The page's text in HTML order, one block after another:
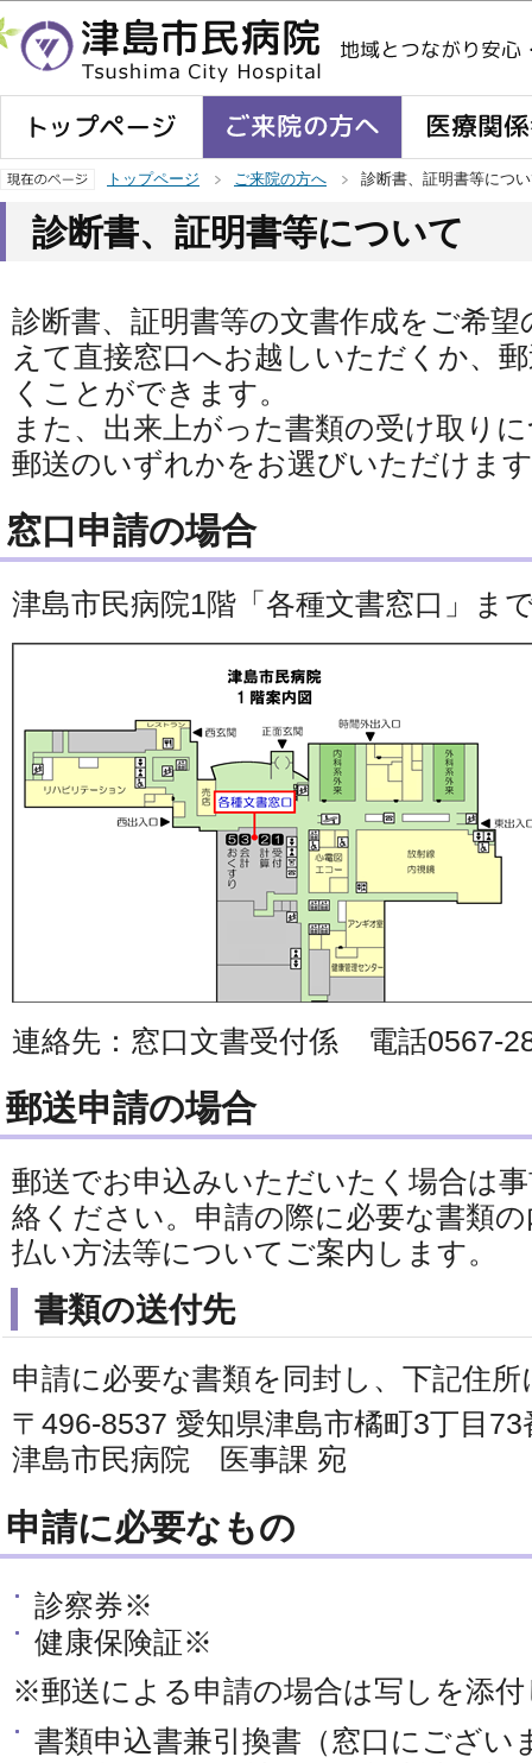
トップページ ご来院の方へ 診断書、証明書等につ
診断書、証明書等について
診断書、証明書等の文書作成をご希
えて直接窓口へお越しいただくか、
くことができます。
また、出来上がった書類の受け取り
郵送のいずれかをお選びいただけま
窓口申請の場合
津島市民病院1階「各種文書窓口」ま
連絡先：窓口文書受付係 電話0567-
郵送申請の場合
郵送でお申込みいただいたく場合は
絡ください。申請の際に必要な書類
払い方法等についてご案内します。
書類の送付先
申請に必要な書類を同封し、下記住
〒496-8537 愛知県津島市橘町3丁目73
津島市民病院 医事課 宛
申請に必要なもの
診察券※
健康保険証※
※郵送による申請の場合は写しを添
書類申込書兼引換書（窓口にござい